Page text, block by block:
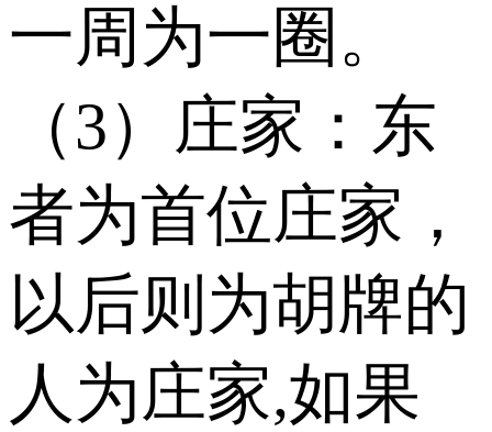
一周为一圈。
（3）庄家：东
者为首位庄家，
以后则为胡牌的
人为庄家,如果